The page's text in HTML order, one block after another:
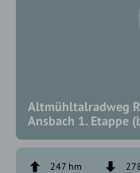
Altmühltalradweg
Ansbach 1. Etappe
247 hm